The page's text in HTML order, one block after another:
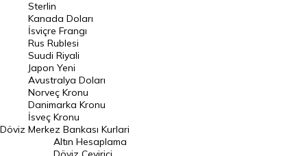
Frank Kuru
Riyal Kuru
Avustralya Doları
Danimarka Kronu Kuru
Kanada Doları Kuru
Norveç Kronu Kuru
İsveç Kronu Kuru
Döviz
Sterlin
Kanada Doları
İsviçre Frangı
Rus Rublesi
Suudi Riyali
Japon Yeni
Avustralya Doları
Norveç Kronu
Danimarka Kronu
İsveç Kronu
Merkez Bankası Kurlari
Altın Hesaplama